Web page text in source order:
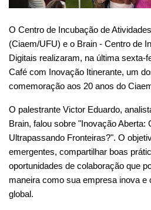
O Centro de Incubação de
(Ciaem/UFU) e o Brain - Centro de
Digitais realizaram, na última sexta-
Café com Inovação Itinerante, um
comemoração aos 20 anos do
O palestrante Victor Eduardo,
Brain, falou sobre "Inovação Aberta:
Ultrapassando Fronteiras?". O o
emergentes, compartilhar boas
oportunidades de colaboração que
maneira como sua empresa inova e
global.